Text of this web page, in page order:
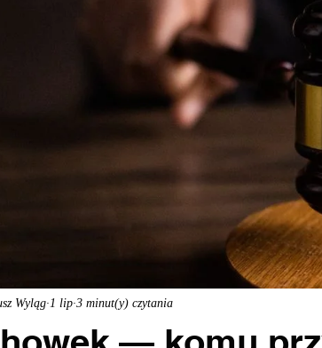
Wyląg 1 lip 3 minut(y) czytania